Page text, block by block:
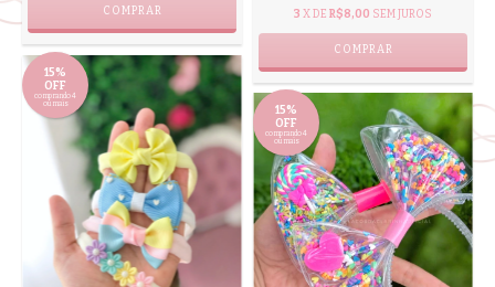
COMPRAR 3 X DE R$8,00 SEM JUROS
COMPRAR
15%
OFF
comprando 4
ou mais
15%
OFF
comprando 4
ou mais